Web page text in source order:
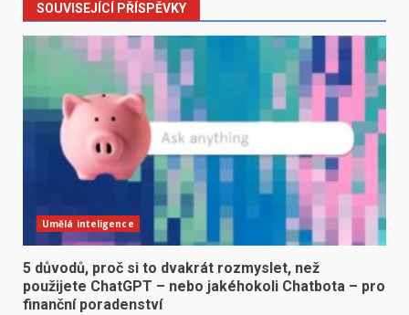
SOUVISEJÍCÍ PŘÍSPĚVKY
Umělá inteligence
5 důvodů, proč si to dvakrát rozmyslet, než
použijete ChatGPT – nebo jakéhokoli Chatbota – pro
finanční poradenství